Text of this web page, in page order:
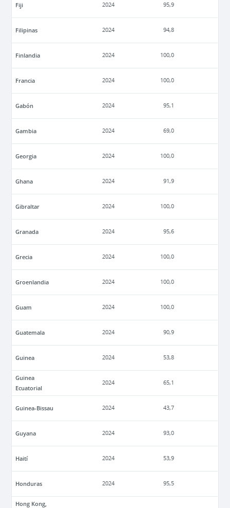
Fiji 2024 95,9
Filipinas 2024 94,8
Finlandia 2024 100,0
Francia 2024 100,0
Gabón 2024 95,1
Gambia 2024 69,0
Georgia 2024 100,0
Ghana 2024 91,9
Gibraltar 2024 100,0
Granada 2024 95,6
Grecia 2024 100,0
Groenlandia 2024 100,0
Guam 2024 100,0
Guatemala 2024 90,9
Guinea 2024 53,8
Guinea
Ecuatorial
2024 65,1
Guinea-Bissau 2024 43,7
Guyana 2024 93,0
Haití 2024 53,9
Honduras 2024 95,5
Hong Kong,